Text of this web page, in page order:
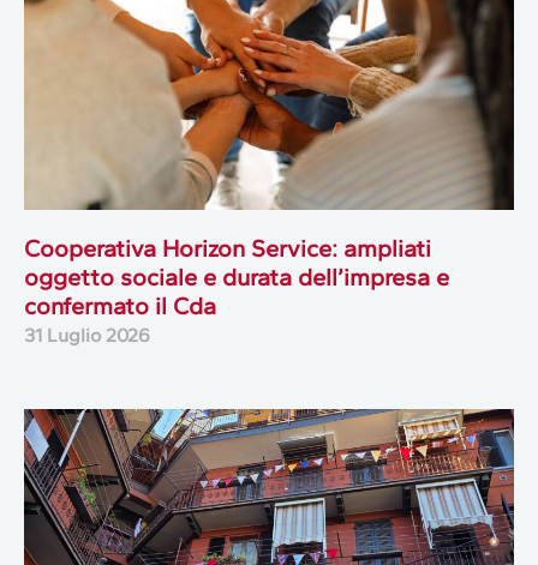
Cooperativa Horizon Service: ampliati
oggetto sociale e durata dell’impresa e
confermato il Cda
31 Luglio 2026